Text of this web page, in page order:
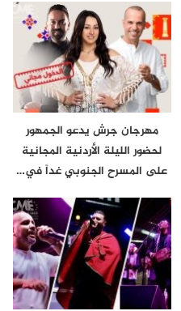
مهرجان جرش يدعو الجمهور
لحضور الليلة الأردنية المجانية
على المسرح الجنوبي غداً في…